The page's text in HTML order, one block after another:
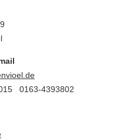
0163-4393802